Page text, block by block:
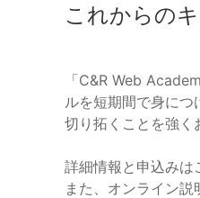
これからの
「C&R Web
ルを短期間で身に
切り拓くことを強く
詳細情報と申込みは
また、オンライン